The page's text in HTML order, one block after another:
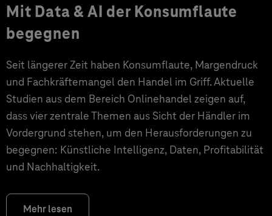
Mit Data & AI der Konsumflaute
begegnen
Seit längerer Zeit haben Konsumflaute, Margendruck
und Fachkräftemangel den Handel im Griff. Aktuelle
Studien aus dem Bereich Onlinehandel zeigen auf,
dass vier zentrale Themen aus Sicht der Händler im
Vordergrund stehen, um den Herausforderungen zu
begegnen: Künstliche Intelligenz, Daten, Profitabilität
und Nachhaltigkeit.
Mehr lesen